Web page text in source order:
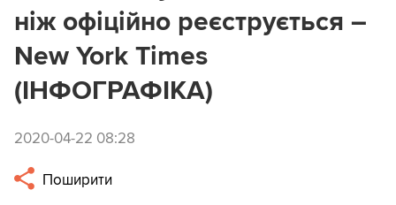
ніж офіційно реєструється –
New York Times
(ІНФОГРАФІКА)
2020-04-22 08:28
Поширити